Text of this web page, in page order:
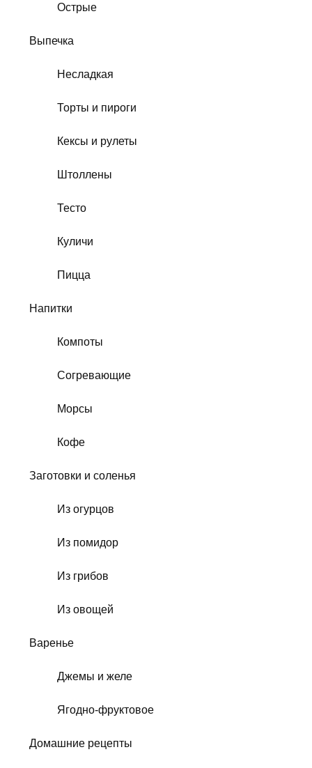
Острые
Выпечка
Несладкая
Торты и пироги
Кексы и рулеты
Штоллены
Тесто
Куличи
Пицца
Напитки
Компоты
Согревающие
Морсы
Кофе
Заготовки и соленья
Из огурцов
Из помидор
Из грибов
Из овощей
Варенье
Джемы и желе
Ягодно-фруктовое
Домашние рецепты